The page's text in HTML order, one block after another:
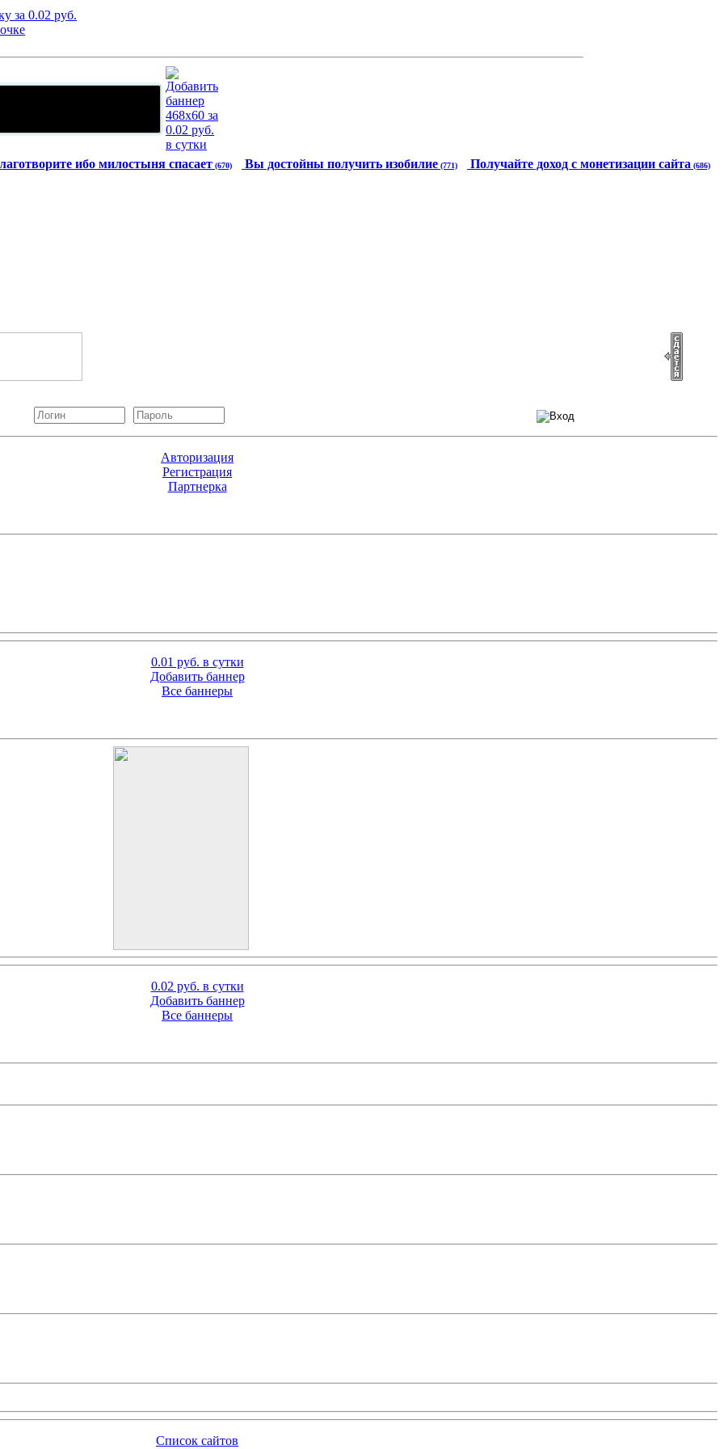
ибо милостыня спасает (670) Вы достойны получить изобилие (771) Получайте доход с монетизации сайта (686)
Авторизация
Регистрация
Партнерка
0.01 руб. в сутки
Добавить баннер
Все баннеры
0.02 руб. в сутки
Добавить баннер
Все баннеры
Список сайтов